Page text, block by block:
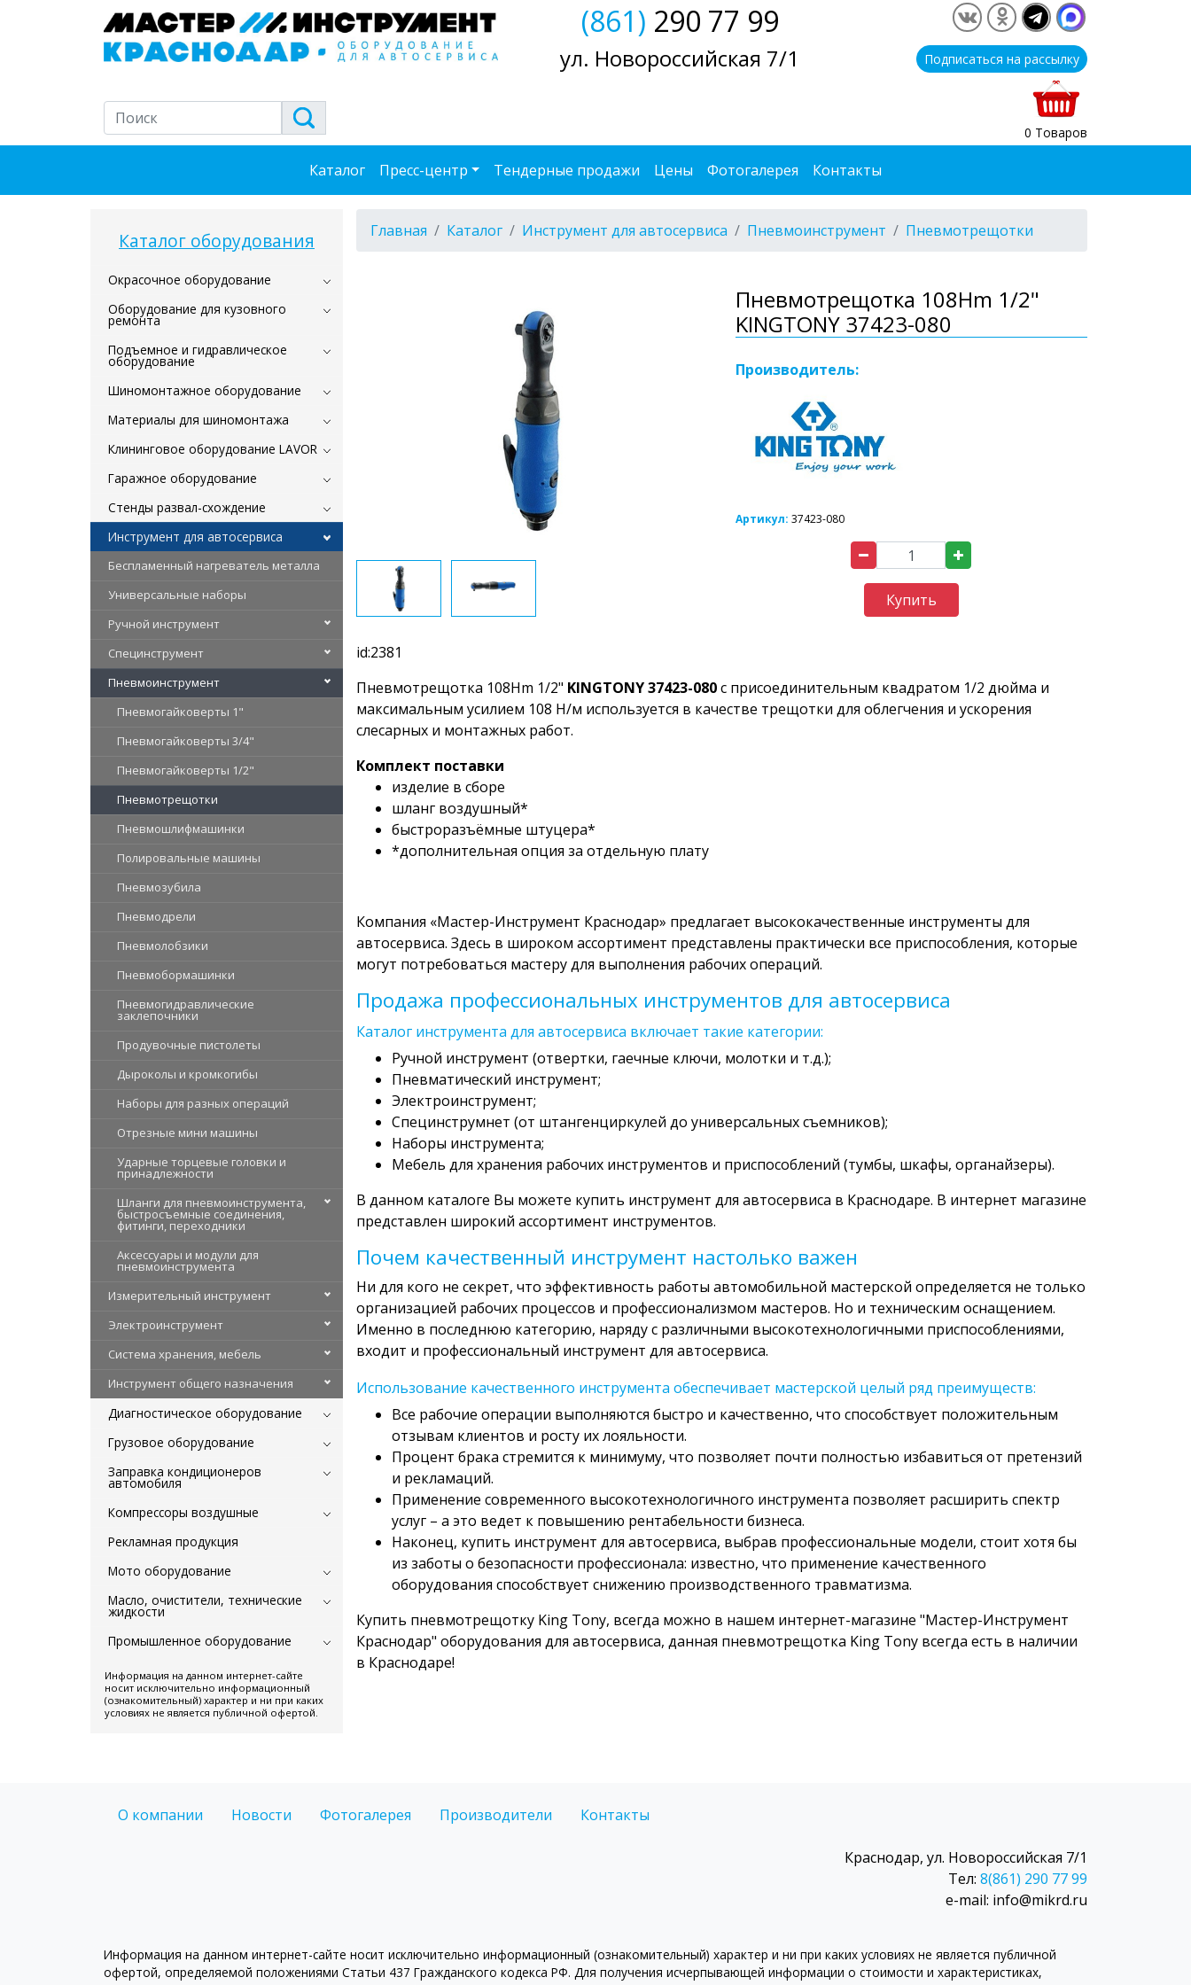
(861) 290 77 99
ул. Новороссийская 7/1 Подписаться на рассылку
0 Товаров
Каталог Пресс-центр Тендерные продажи Цены Фотогалерея Контакты
Каталог оборудования
Окрасочное оборудование
Оборудование для кузовного
ремонта
Подъемное и гидравлическое
оборудование
Шиномонтажное оборудование
Материалы для шиномонтажа
Клининговое оборудование LAVOR
Гаражное оборудование
Стенды развал-схождение
Инструмент для автосервиса
Беспламенный нагреватель металла
Универсальные наборы
Ручной инструмент
Специнструмент
Пневмоинструмент
Пневмогайковерты 1"
Пневмогайковерты 3/4"
Пневмогайковерты 1/2"
Пневмотрещотки
Пневмошлифмашинки
Полировальные машины
Пневмозубила
Пневмодрели
Пневмолобзики
Пневмобормашинки
Пневмогидравлические
заклепочники
Продувочные пистолеты
Дыроколы и кромкогибы
Наборы для разных операций
Отрезные мини машины
Ударные торцевые головки и
принадлежности
Шланги для пневмоинструмента,
быстросъемные соединения,
фитинги, переходники
Аксессуары и модули для
пневмоинструмента
Измерительный инструмент
Электроинструмент
Система хранения, мебель
Инструмент общего назначения
Диагностическое оборудование
Грузовое оборудование
Заправка кондиционеров
автомобиля
Компрессоры воздушные
Рекламная продукция
Мото оборудование
Масло, очистители, технические
жидкости
Промышленное оборудование
Информация на данном интернет-сайте
носит исключительно информационный
(ознакомительный) характер и ни при каких
условиях не является публичной офертой.
Главная Каталог Инструмент для автосервиса Пневмоинструмент Пневмотрещотки
Пневмотрещотка 108Hm 1/2"
KINGTONY 37423-080
Производитель:
Артикул: 37423-080
Купить
id:2381
Пневмотрещотка 108Hm 1/2" KINGTONY 37423-080с присоединительным квадратом 1/2 дюйма и
максимальным усилием 108 Н/м используется в качестве трещотки для облегчения и ускорения
слесарных и монтажных работ.
Комплект поставки
изделие в сборе
шланг воздушный*
быстроразъёмные штуцера*
*дополнительная опция за отдельную плату
Компания «Мастер-Инструмент Краснодар» предлагает высококачественные инструменты для
автосервиса. Здесь в широком ассортимент представлены практически все приспособления, которые
могут потребоваться мастеру для выполнения рабочих операций.
Продажа профессиональных инструментов для автосервиса
Каталог инструмента для автосервиса включает такие категории:
Ручной инструмент (отвертки, гаечные ключи, молотки и т.д.);
Пневматический инструмент;
Электроинструмент;
Специнструмнет (от штангенциркулей до универсальных съемников);
Наборы инструмента;
Мебель для хранения рабочих инструментов и приспособлений (тумбы, шкафы, органайзеры).
В данном каталоге Вы можете купить инструмент для автосервиса в Краснодаре. В интернет магазине
представлен широкий ассортимент инструментов.
Почем качественный инструмент настолько важен
Ни для кого не секрет, что эффективность работы автомобильной мастерской определяется не только
организацией рабочих процессов и профессионализмом мастеров. Но и техническим оснащением.
Именно в последнюю категорию, наряду с различными высокотехнологичными приспособлениями,
входит и профессиональный инструмент для автосервиса.
Использование качественного инструмента обеспечивает мастерской целый ряд преимуществ:
Все рабочие операции выполняются быстро и качественно, что способствует положительным
отзывам клиентов и росту их лояльности.
Процент брака стремится к минимуму, что позволяет почти полностью избавиться от претензий
и рекламаций.
Применение современного высокотехнологичного инструмента позволяет расширить спектр
услуг – а это ведет к повышению рентабельности бизнеса.
Наконец, купить инструмент для автосервиса, выбрав профессиональные модели, стоит хотя бы
из заботы о безопасности профессионала: известно, что применение качественного
оборудования способствует снижению производственного травматизма.
Купить пневмотрещотку King Tony, всегда можно в нашем интернет-магазине "Мастер-Инструмент
Краснодар" оборудования для автосервиса, данная пневмотрещотка King Tony всегда есть в наличии
в Краснодаре!
О компании Новости Фотогалерея Производители Контакты
Краснодар, ул. Новороссийская 7/1
Тел: 8(861) 290 77 99
e-mail: info@mikrd.ru
Информация на данном интернет-сайте носит исключительно информационный (ознакомительный) характер и ни при каких условиях не является публичной
офертой, определяемой положениями Статьи 437 Гражданского кодекса РФ. Для получения исчерпывающей информации о стоимости и характеристиках,